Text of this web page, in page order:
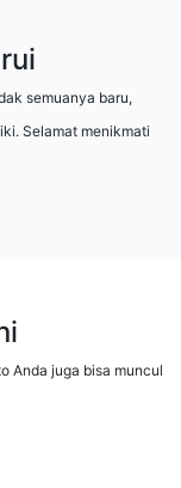
semuanya baru,
Selamat menikmati
Anda juga bisa muncul